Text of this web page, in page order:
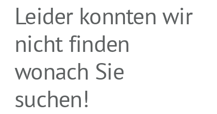
Leider konnten wir
nicht finden
wonach Sie
suchen!